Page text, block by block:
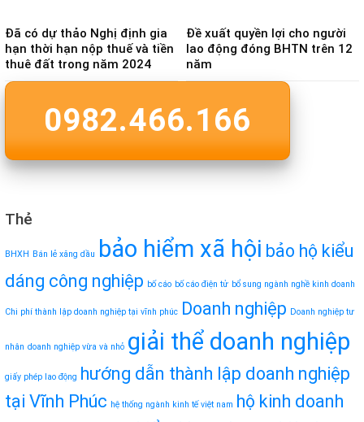
Đã có dự thảo Nghị định gia
hạn thời hạn nộp thuế và tiền
thuê đất trong năm 2024
Đề xuất quyền lợi cho người
lao động đóng BHTN trên 12
năm
0982.466.166
Thẻ
BHXH Bán lẻ xăng dầu bảo hiểm xã hội bảo hộ kiểu
dáng công nghiệp bố cáo bố cáo điện tử bổ sung ngành nghề kinh doanh
Chi phí thành lập doanh nghiệp tại vĩnh phúc Doanh nghiệp Doanh nghiệp tư
nhân doanh nghiệp vừa và nhỏ giải thể doanh nghiệp
giấy phép lao động hướng dẫn thành lập doanh nghiệp
tại Vĩnh Phúc hệ thống ngành kinh tế việt nam hộ kinh doanh